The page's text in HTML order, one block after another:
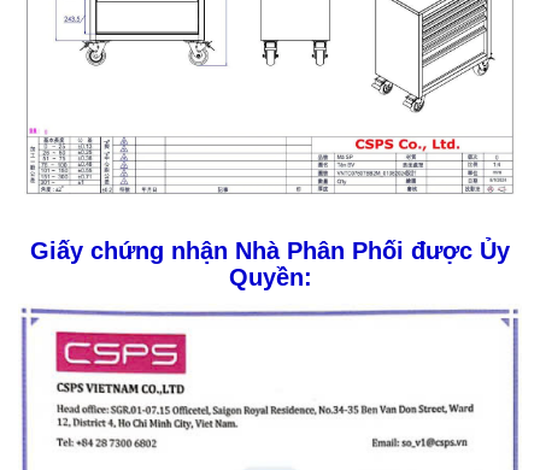
Giấy chứng nhận Nhà Phân Phối được Ủy
Quyền: